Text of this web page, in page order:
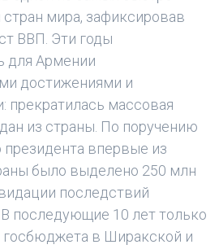
мира, зафиксировав
ВВП. Эти годы
для Армении
достижениями и
прекратилась массовая
из страны. По поручению
президента впервые из
было выделено 250 млн
последствий
последующие 10 лет только
госбюджета в Ширакской и